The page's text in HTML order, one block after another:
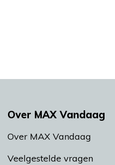
Over MAX Vandaag
Over MAX Vandaag
Veelgestelde vragen